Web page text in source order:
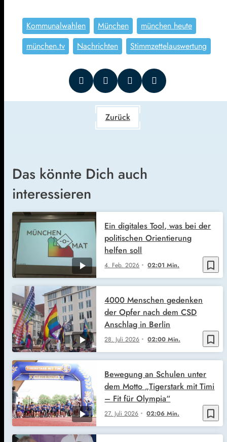
Kommunalwahlen München
münchen heute
münchen.tv
Nachrichten Stimmzettelauswertung
Zurück
Das könnte Dich auch
interessieren
bookmark_border
4. Feb. 2026 02:01 Min.
Ein digitales Tool, was bei der
politischen Orientierung
helfen soll
bookmark_border
28. Juli 2026 02:00 Min.
4000 Menschen gedenken
der Opfer nach dem CSD
Anschlag in Berlin
bookmark_border
27. Juli 2026 02:06 Min.
Bewegung an Schulen unter
dem Motto „Tigerstark mit Timi
– Fit für Olympia“